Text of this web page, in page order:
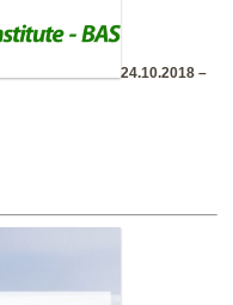
24.10.2018 –